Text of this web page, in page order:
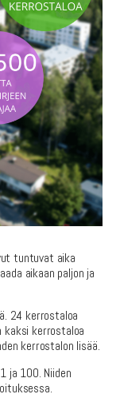
tuntuvat aika
aikaan paljon ja
24 kerrostaloa
kerrostaloa
kerrostalon lisää.
ja 100. Niiden